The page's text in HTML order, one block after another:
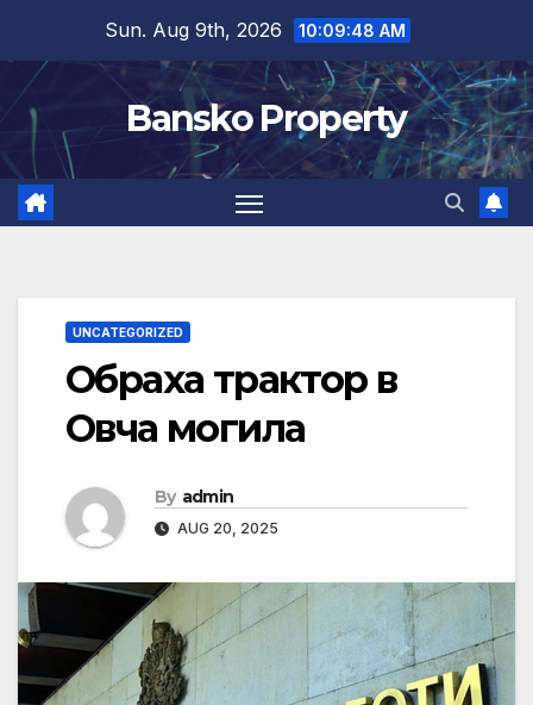
content
Sun. Aug 9th, 2026 10:09:49 AM
Bansko Property
UNCATEGORIZED
Обраха трактор в
Овча могила
By admin
AUG 20, 2025